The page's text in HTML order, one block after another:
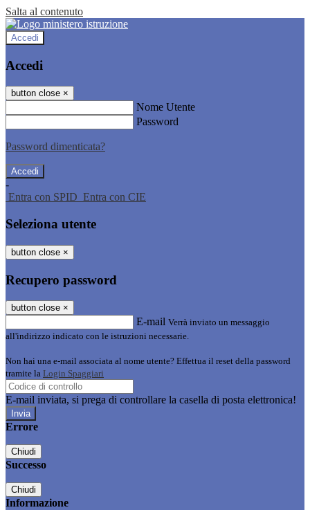
Salta al contenuto
Accedi
Accedi
button close ×
Nome Utente
Password
Password dimenticata?
-
Entra con SPID Entra con CIE
Seleziona utente
button close ×
Recupero password
button close ×
E-mail Verrà inviato un messaggio
all'indirizzo indicato con le istruzioni necessarie.
Non hai una e-mail associata al nome utente? Effettua il reset della password
tramite la Login Spaggiari
E-mail inviata, si prega di controllare la casella di posta elettronica!
Errore
Chiudi
Successo
Chiudi
Informazione